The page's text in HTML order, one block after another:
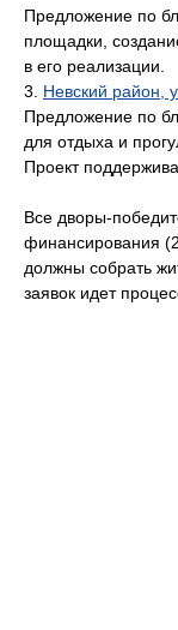
Предложение по
площадки,
в его реализации.
3. Невский район,
Предложение по
для отдыха и
Проект
Все дворы-
финансирования
должны собрать
заявок идет